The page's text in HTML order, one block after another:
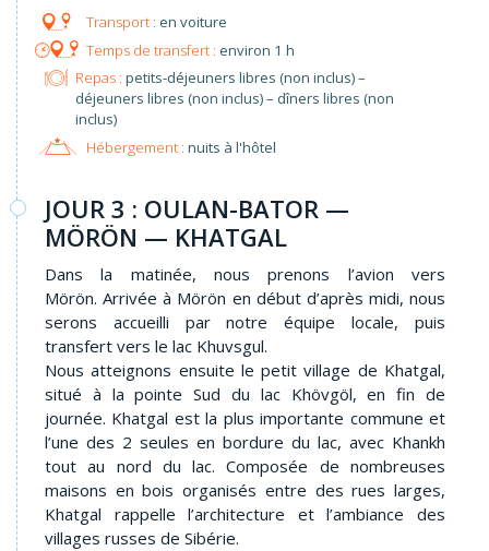
en voiture
environ 1 h
Repas : petits-déjeuners libres (non inclus) –
déjeuners libres (non inclus) – dîners libres (non
inclus)
Hébergement : nuits à l'hôtel
JOUR 3 : OULAN-BATOR —
MÖRÖN — KHATGAL
Dans la matinée, nous prenons l’avion vers
Mörön. Arrivée à Mörön en début d’après midi, nous
serons accueilli par notre équipe locale, puis
transfert vers le lac Khuvsgul.
Nous atteignons ensuite le petit village de Khatgal,
situé à la pointe Sud du lac Khövgöl, en fin de
journée. Khatgal est la plus importante commune et
l’une des 2 seules en bordure du lac, avec Khankh
tout au nord du lac. Composée de nombreuses
maisons en bois organisés entre des rues larges,
Khatgal rappelle l’architecture et l’ambiance des
villages russes de Sibérie.